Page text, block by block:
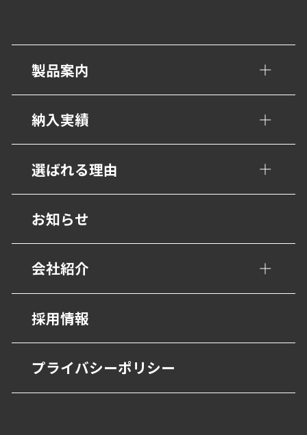
製品案内
手すり・壁面ガード
トイレ/介護補助手すり
衝撃吸収材・保護材
階段ノンスリップ
歩行用誘導鋲・点字鋲
避難・誘導
グレーチング・側溝
抗菌・抗ウイルス技術
BEP・ステンレス仕上げ
納入実績
公共・文化施設
学校・教育施設
幼保・子育て施設
医療施設
福祉・高齢者施設
宿泊・観光施設
商業・オフィス施設
物流・産業施設
選ばれる理由
設計事務所の皆様へ
お知らせ
会社紹介
会社概要
営業所
沿革
採用情報
プライバシーポリシー